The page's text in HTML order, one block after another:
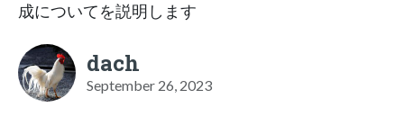
成についてを説明します
dach
September 26, 2023